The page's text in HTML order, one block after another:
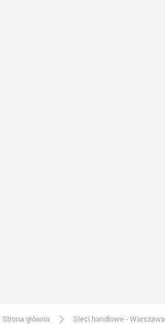
Strona główna Sieci handlowe - Warszawa